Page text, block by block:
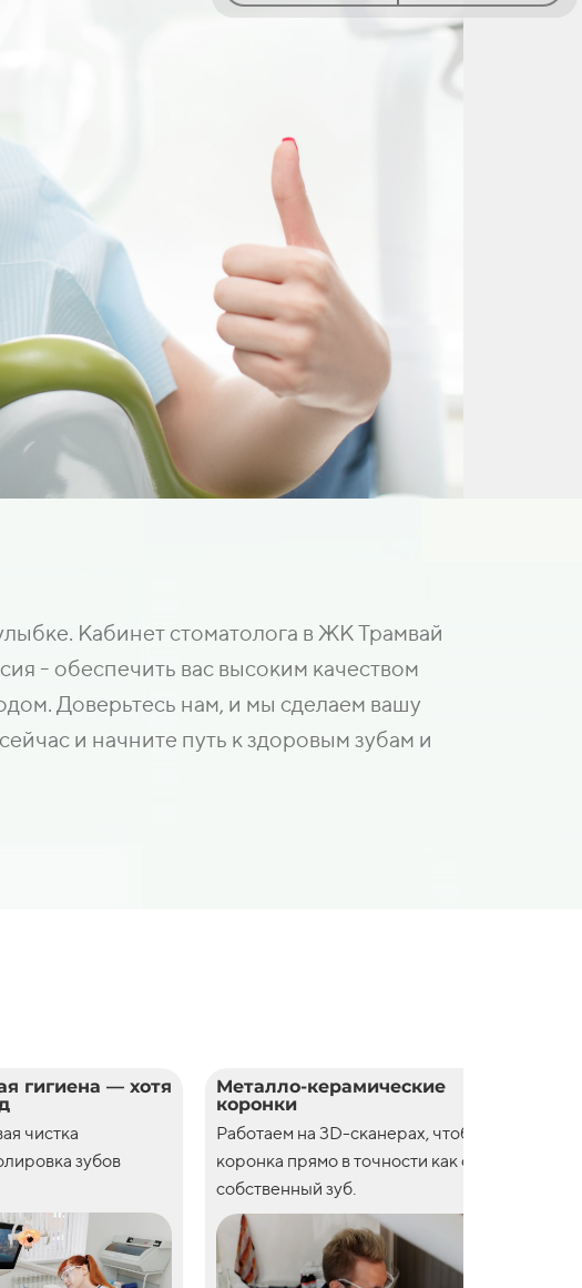
Кабинет стоматолога в ЖК Трамвай
- обеспечить вас высоким качеством
Доверьтесь нам, и мы сделаем вашу
и начните путь к здоровым зубам и
гигиена — хотя
чистка
зубов
Металло-керамические
коронки
Работаем на 3D-сканерах, чтобы
коронка прямо в точности как свой
собственный зуб.